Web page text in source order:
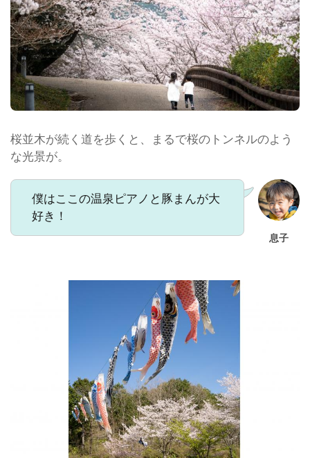
桜並木が続く道を歩くと、まるで桜のトンネルのよう
な光景が。
息子
僕はここの温泉ピアノと豚まんが大
好き！